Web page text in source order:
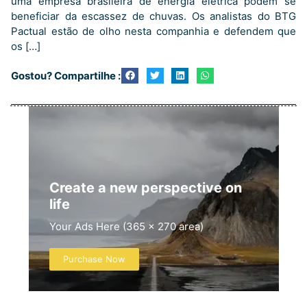
beneficiar da escassez de chuvas. Os analistas do BTG
Pactual estão de olho nesta companhia e defendem que
os […]
Gostou? Compartilhe :
Create a new perspective on
life
Your Ads Here (365 x 270 area)
Purchase Now